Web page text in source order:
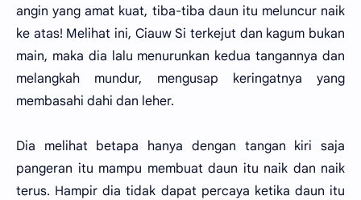
angin yang amat kuat, tiba-tiba daun itu meluncur naik
ke atas! Melihat ini, Ciauw Si terkejut dan kagum bukan
main, maka dia lalu menurunkan kedua tangannya dan
melangkah mundur, mengusap keringatnya yang
membasahi dahi dan leher.
Dia melihat betapa hanya dengan tangan kiri saja
pangeran itu mampu membuat daun itu naik dan naik
terus. Hampir dia tidak dapat percaya ketika daun itu